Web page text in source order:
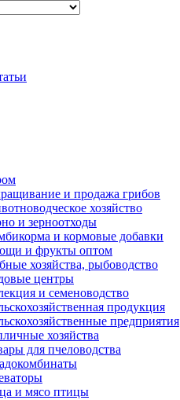
и продажа грибов
хозяйство
и зерноотходы
и кормовые добавки
и фрукты оптом
хозяйства, рыбоводство
центры
и семеноводство
продукция
предприятия
хозяйства
для пчеловодства
и мясо птицы